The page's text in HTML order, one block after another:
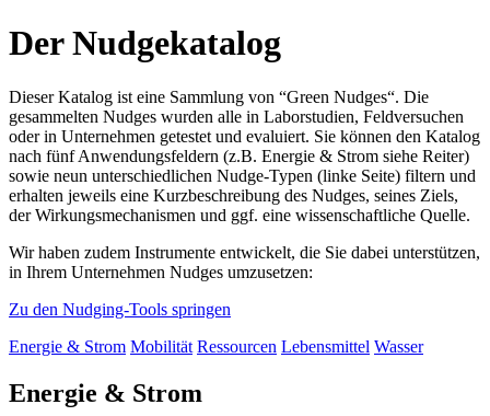
Der Nudgekatalog
Dieser Katalog ist eine Sammlung von “Green Nudges“. Die
gesammelten Nudges wurden alle in Laborstudien, Feldversuchen
oder in Unternehmen getestet und evaluiert. Sie können den Katalog
nach fünf Anwendungsfeldern (z.B. Energie & Strom siehe Reiter)
sowie neun unterschiedlichen Nudge-Typen (linke Seite) filtern und
erhalten jeweils eine Kurzbeschreibung des Nudges, seines Ziels,
der Wirkungsmechanismen und ggf. eine wissenschaftliche Quelle.
Wir haben zudem Instrumente entwickelt, die Sie dabei unterstützen,
in Ihrem Unternehmen Nudges umzusetzen:
Zu den Nudging-Tools springen
Energie & Strom Mobilität Ressourcen Lebensmittel Wasser
Energie & Strom